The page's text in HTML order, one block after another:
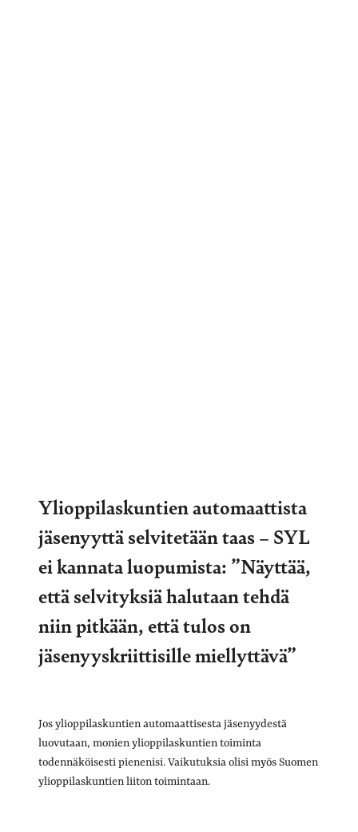
Ylioppilaskuntien automaattista
jäsenyyttä selvitetään taas – SYL
ei kannata luopumista: ”Näyttää,
että selvityksiä halutaan tehdä
niin pitkään, että tulos on
jäsenyyskriittisille miellyttävä”
Jos ylioppilaskuntien automaattisesta jäsenyydestä
luovutaan, monien ylioppilaskuntien toiminta
todennäköisesti pienenisi. Vaikutuksia olisi myös Suomen
ylioppilaskuntien liiton toimintaan.